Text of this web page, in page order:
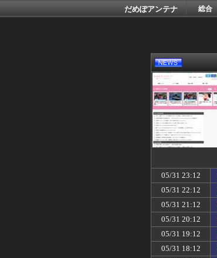
だめぽアンテナ 総合
05/31 23:12
05/31 22:12
05/31 21:12
05/31 20:12
05/31 19:12
05/31 18:12